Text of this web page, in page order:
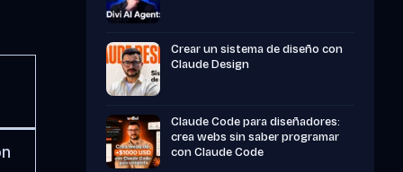
Crear un sistema de diseño con
Claude Design
Claude Code para diseñadores:
crea webs sin saber programar
con Claude Code